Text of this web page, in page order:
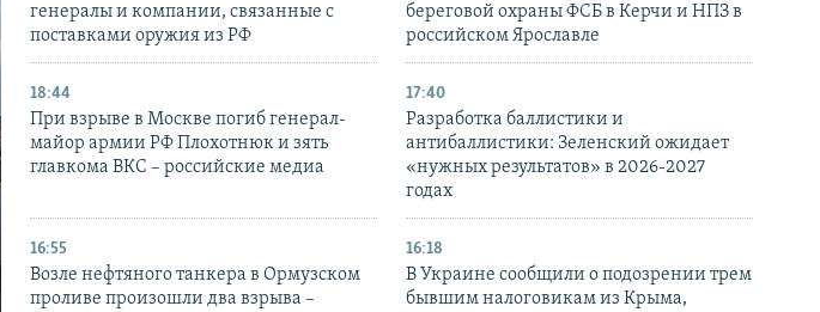
генералы и компании, связанные с
поставками оружия из РФ
береговой охраны ФСБ в Керчи и НПЗ в
российском Ярославле
18:44
При взрыве в Москве погиб генерал-
майор армии РФ Плохотнюк и зять
главкома ВКС – российские медиа
17:40
Разработка баллистики и
антибаллистики: Зеленский ожидает
«нужных результатов» в 2026-2027
годах
16:55
Возле нефтяного танкера в Ормузском
проливе произошли два взрыва –
16:18
В Украине сообщили о подозрении трем
бывшим налоговикам из Крыма,